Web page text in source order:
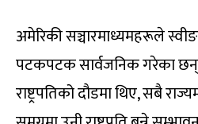
अमेरिकी सञ्चारमाध्यमहरूले
पटकपटक सार्वजनिक गरेका छन्
राष्ट्रपतिको दौडमा थिए, सबै